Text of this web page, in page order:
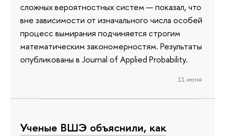
сложных вероятностных систем — показал, что
вне зависимости от изначального числа особей
процесс вымирания подчиняется строгим
математическим закономерностям. Результаты
опубликованы в Journal of Applied Probability.
11 июня
Ученые ВШЭ объяснили, как